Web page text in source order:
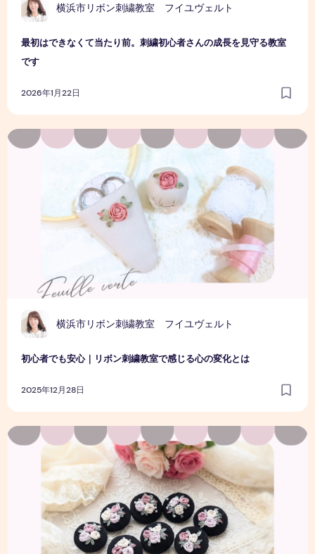
横浜市リボン刺繍教室 フイユヴェルト
最初はできなくて当たり前。刺繍初心者さんの成長を見守る教室
です
2026年1月22日
横浜市リボン刺繍教室 フイユヴェルト
初心者でも安心｜リボン刺繍教室で感じる心の変化とは
2025年12月28日
初心者でも安心｜リボン刺繍教室で感じる心の変化とは
リボン刺繍体験会レポート